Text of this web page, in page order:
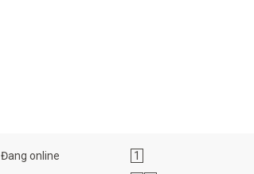
Đang online 1